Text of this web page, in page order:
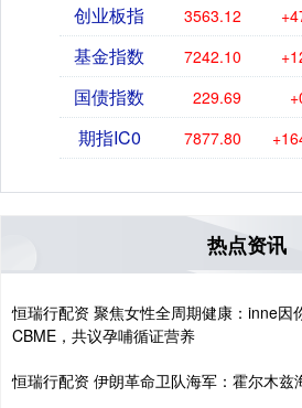
创业板指 3563.12
基金指数 7242.10
国债指数 229.69
期指IC0 7877.80
热点资讯
恒瑞行配资 聚焦女性全周期健康：inne因
CBME，共议孕哺循证营养
恒瑞行配资 伊朗革命卫队海军：霍尔木兹